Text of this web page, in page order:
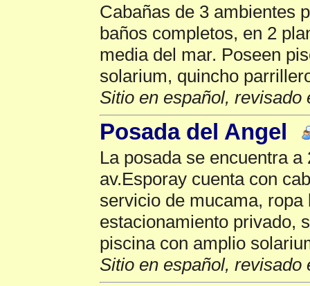
Cabañas de 3 ambientes
baños completos, en 2
media del mar. Poseen
solarium, quincho
Sitio en español, revisado
Posada del Angel
La posada se encuentra
av.Esporay cuenta con
servicio de mucama, ropa
estacionamiento privado,
piscina con amplio
Sitio en español, revisado